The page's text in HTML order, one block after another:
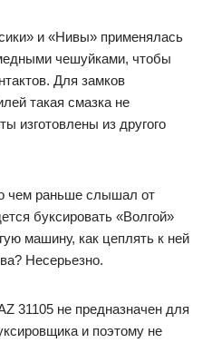
и «Нивы» применялась
чешуйками, чтобы
Для замков
такая смазка не
изготовлены из другого
чем раньше слышал от
буксировать «Волгой»
машину, как цеплять к ней
Несерьезно.
31105 не предназначен для
и поэтому не